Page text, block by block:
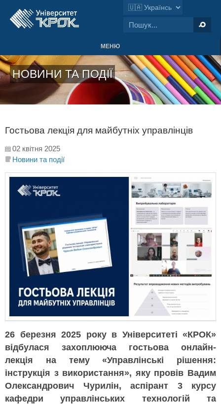
МЕНЮ
НОВИНИ ТА ПОДІЇ
Гостьова лекція для майбутніх управлінців
02 квітня 2025
Новини та події
26 березня 2025 року в Університеті «КРОК»
відбулася захоплююча гостьова онлайн-
лекція на тему «Управлінські рішення:
інструкція з використання», яку провів Вадим
Олександрович Чурилін, аспірант 3 курсу
кафедри управлінських технологій та